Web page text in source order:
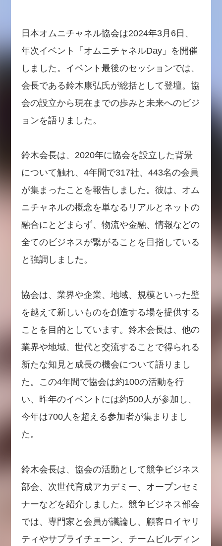
日本オムニチャネル協会は2024年3月6日、
年次イベント「オムニチャネルDay」を開催
しました。イベント最後のセッションでは、
会長である鈴木康弘氏が総括として登壇。協
会の設立から現在までの歩みと未来へのビジ
ョンを語りました。
鈴木会長は、2020年に協会を設立した背景
について触れ、4年間で317社、443名の会員
が集まったことを報告しました。彼は、オム
ニチャネルの概念を単なるリアルとネットの
融合にとどまらず、物流や金融、情報などの
全てのビジネスが繋がることを目指している
と強調しました。
協会は、業界や企業、地域、規模といった壁
を越えて新しいものを創造する場を提供する
ことを目的としています。鈴木会長は、他の
業界や地域、世代と交流することで得られる
新たな知見と成長の機会について語りまし
た。この4年間で協会は約100の活動を行
い、昨年のイベントには約500人が参加し、
今年は700人を超える参加者が集まりまし
た。
鈴木会長は、協会の活動として競争ビジネス
部会、次世代育成アカデミー、オープンセミ
ナーなどを紹介しました。競争ビジネス部会
では、専門家と会員が議論し、顧客ロイヤリ
ティやサプライチェーン、チームビルディン